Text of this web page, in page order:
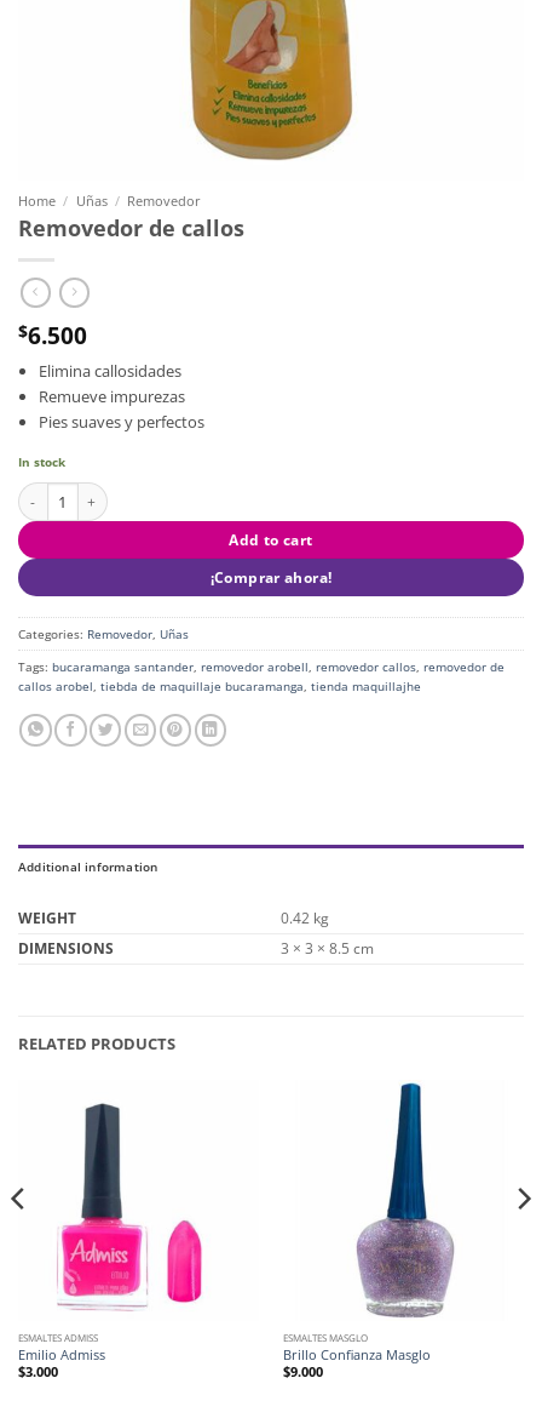
Home / Uñas / Removedor
Removedor de callos
$6.500
Elimina callosidades
Remueve impurezas
Pies suaves y perfectos
In stock
Removedor de callos quantity
Add to cart
¡Comprar ahora!
Categories: Removedor, Uñas
Tags: bucaramanga santander, removedor arobell, removedor callos, removedor de
callos arobel, tiebda de maquillaje bucaramanga, tienda maquillajhe
Additional information
WEIGHT
0.42 kg
DIMENSIONS
3 × 3 × 8.5 cm
RELATED PRODUCTS
ESMALTES ADMISS
Emilio Admiss
$3.000
ESMALTES MASGLO
Brillo Confianza Masglo
$9.000